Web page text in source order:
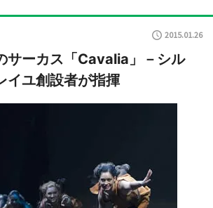
2015.01.26
サーカス「Cavalia」－シル
イユ創設者が指揮